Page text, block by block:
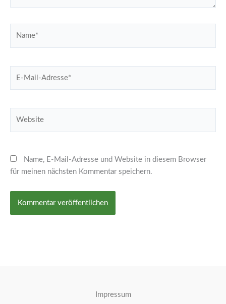
Name, E-Mail-Adresse und Website in diesem Browser
für meinen nächsten Kommentar speichern.
Impressum